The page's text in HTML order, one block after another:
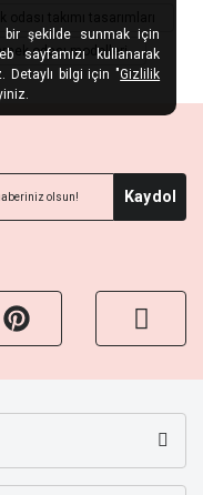
odası takımı tasarımları
odası modelleri
Kaydol
bir şekilde sunmak için
sayfamızı kullanarak
Detaylı bilgi için "Gizlilik